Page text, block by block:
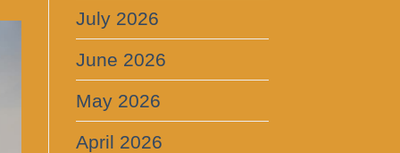
July 2026
June 2026
May 2026
April 2026